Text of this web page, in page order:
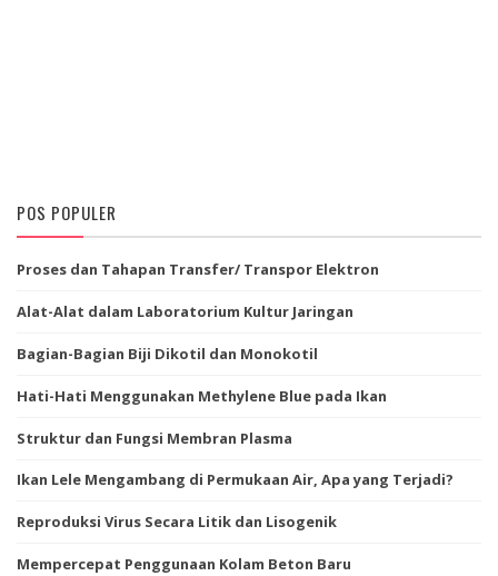
POS POPULER
Proses dan Tahapan Transfer/ Transpor Elektron
Alat-Alat dalam Laboratorium Kultur Jaringan
Bagian-Bagian Biji Dikotil dan Monokotil
Hati-Hati Menggunakan Methylene Blue pada Ikan
Struktur dan Fungsi Membran Plasma
Ikan Lele Mengambang di Permukaan Air, Apa yang Terjadi?
Reproduksi Virus Secara Litik dan Lisogenik
Mempercepat Penggunaan Kolam Beton Baru